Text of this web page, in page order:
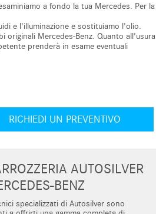
a fondo la tua Mercedes. Per la
e l'illuminazione e sostituiamo l'olio.
Mercedes-Benz. Quanto all'usura
prenderà in esame eventuali
RICHIEDI UN PREVENTIVO
AUTOSILVER
BENZ
specializzati di Autosilver sono